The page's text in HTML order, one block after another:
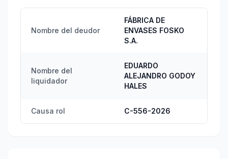
Nombre del deudor
FÁBRICA DE
ENVASES FOSKO
S.A.
Nombre del
liquidador
EDUARDO
ALEJANDRO GODOY
HALES
Causa rol C-556-2026